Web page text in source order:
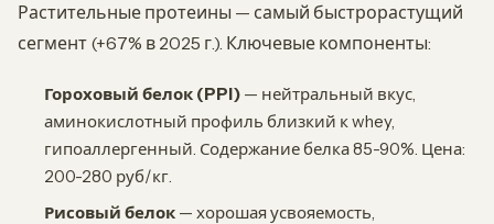
Растительные протеины — самый быстрорастущий
сегмент (+67% в 2025 г.). Ключевые компоненты:
Гороховый белок (PPI) — нейтральный вкус,
аминокислотный профиль близкий к whey,
гипоаллергенный. Содержание белка 85-90%. Цена:
200-280 руб/кг.
Рисовый белок — хорошая усвояемость,